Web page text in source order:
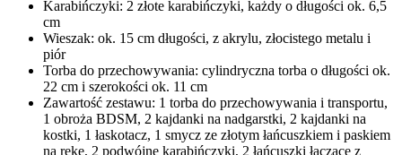
Karabińczyki: 2 złote karabińczyki, każdy o długości ok. 6,5
cm
Wieszak: ok. 15 cm długości, z akrylu, złocistego metalu i
piór
Torba do przechowywania: cylindryczna torba o długości ok.
22 cm i szerokości ok. 11 cm
Zawartość zestawu: 1 torba do przechowywania i transportu,
1 obroża BDSM, 2 kajdanki na nadgarstki, 2 kajdanki na
kostki, 1 łaskotacz, 1 smycz ze złotym łańcuszkiem i paskiem
na rękę, 2 podwójne karabińczyki, 2 łańcuszki łączące z